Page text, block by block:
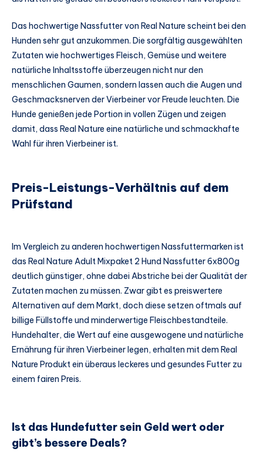
Das hochwertige Nassfutter von Real Nature scheint bei den
Hunden sehr gut anzukommen. Die sorgfältig ausgewählten
Zutaten wie hochwertiges Fleisch, Gemüse und weitere
natürliche Inhaltsstoffe überzeugen nicht nur den
menschlichen Gaumen, sondern lassen auch die Augen und
Geschmacksnerven der Vierbeiner vor Freude leuchten. Die
Hunde genießen jede Portion in vollen Zügen und zeigen
damit, dass Real Nature eine natürliche und schmackhafte
Wahl für ihren Vierbeiner ist.
Preis-Leistungs-Verhältnis auf dem
Prüfstand
Im Vergleich zu anderen hochwertigen Nassfuttermarken ist
das Real Nature Adult Mixpaket 2 Hund Nassfutter 6x800g
deutlich günstiger, ohne dabei Abstriche bei der Qualität der
Zutaten machen zu müssen. Zwar gibt es preiswertere
Alternativen auf dem Markt, doch diese setzen oftmals auf
billige Füllstoffe und minderwertige Fleischbestandteile.
Hundehalter, die Wert auf eine ausgewogene und natürliche
Ernährung für ihren Vierbeiner legen, erhalten mit dem Real
Nature Produkt ein überaus leckeres und gesundes Futter zu
einem fairen Preis.
Ist das Hundefutter sein Geld wert oder
gibt’s bessere Deals?